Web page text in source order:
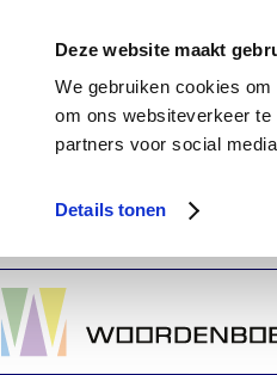
Deze website maakt
We gebruiken cookies
om ons websiteverkeer
partners voor social
Details tonen
Woordenboek.NU